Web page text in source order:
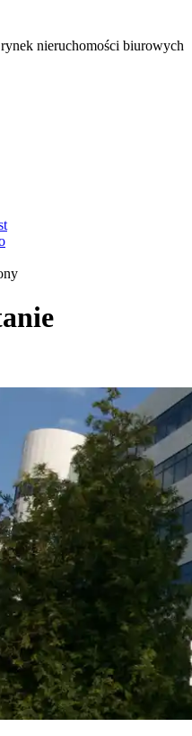
nieruchomości biurowych